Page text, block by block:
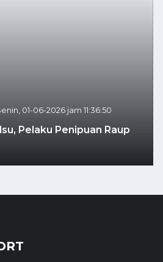
01-06-2026 jam 11:36:50
Pelaku Penipuan Raup